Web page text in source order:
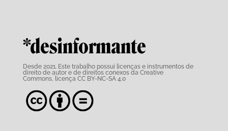
*desinformante
Desde 2021. Este trabalho possui licenças e instrumentos de
direito de autor e de direitos conexos da Creative
Commons, licença CC BY-NC-SA 4.0